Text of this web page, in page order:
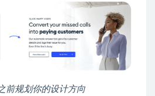
前规划你的设计方向